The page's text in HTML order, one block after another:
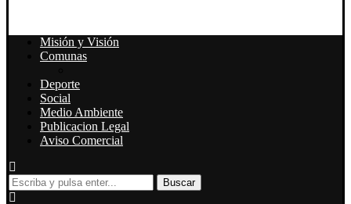
Misión y Visión
Comunas
Deporte
Social
Medio Ambiente
Publicacion Legal
Aviso Comercial
Buscar